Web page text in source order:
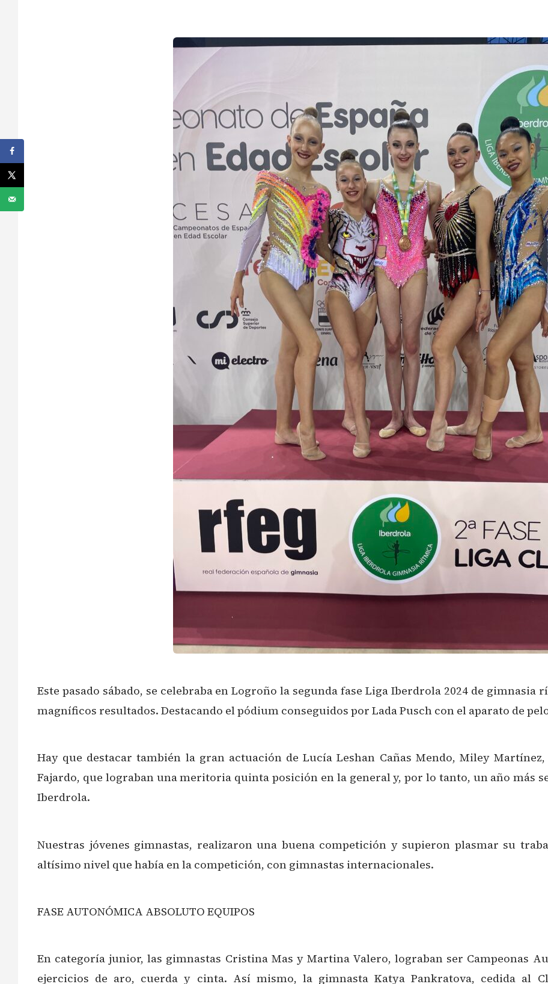
Este pasado sábado, se celebraba en Logroño la segunda fase Liga Iberdrola 2024 de
magníficos resultados. Destacando el pódium conseguidos por Lada Pusch con el aparato de
Hay que destacar también la gran actuación de Lucía Leshan Cañas Mendo, Miley
Fajardo, que lograban una meritoria quinta posición en la general y, por lo tanto, un año más
Iberdrola.
Nuestras jóvenes gimnastas, realizaron una buena competición y supieron plasmar su
altísimo nivel que había en la competición, con gimnastas internacionales.
FASE AUTONÓMICA ABSOLUTO EQUIPOS
En categoría junior, las gimnastas Cristina Mas y Martina Valero, lograban ser Campeonas
ejercicios de aro, cuerda y cinta. Así mismo, la gimnasta Katya Pankratova, cedida al